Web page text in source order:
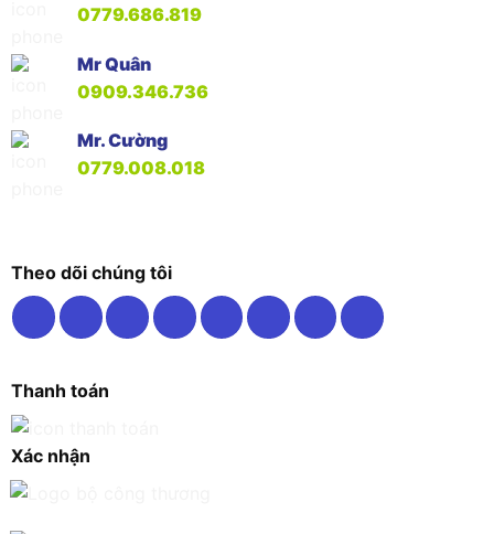
0779.686.819
Mr Quân
0909.346.736
Mr. Cường
0779.008.018
Theo dõi chúng tôi
Thanh toán
Xác nhận